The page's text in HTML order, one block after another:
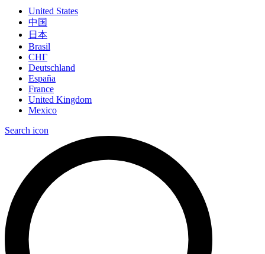
United States
中国
日本
Brasil
СНГ
Deutschland
España
France
United Kingdom
Mexico
Search icon